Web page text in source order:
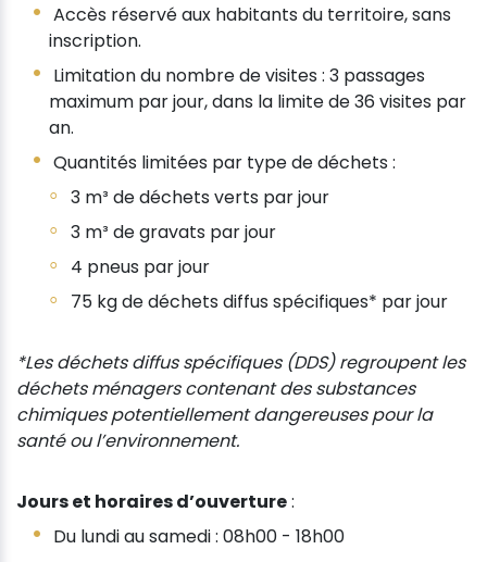
Accès réservé aux habitants du territoire, sans
inscription.
Limitation du nombre de visites : 3 passages
maximum par jour, dans la limite de 36 visites par
an.
Quantités limitées par type de déchets :
3 m³ de déchets verts par jour
3 m³ de gravats par jour
4 pneus par jour
75 kg de déchets diffus spécifiques* par jour
*Les déchets diffus spécifiques (DDS) regroupent les
déchets ménagers contenant des substances
chimiques potentiellement dangereuses pour la
santé ou l’environnement.
Jours et horaires d’ouverture:
Du lundi au samedi : 08h00 - 18h00